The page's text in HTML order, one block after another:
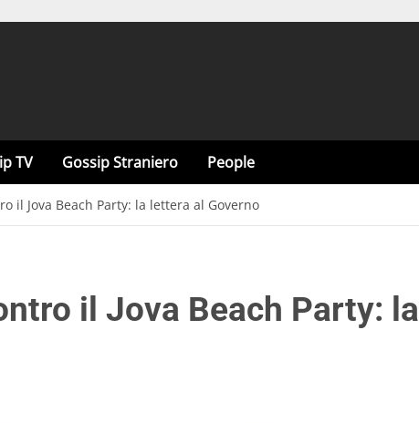
TV Gossip Straniero People
il Jova Beach Party: la lettera al Governo
il Jova Beach Party: la